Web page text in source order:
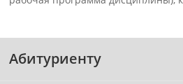
Абитуриенту